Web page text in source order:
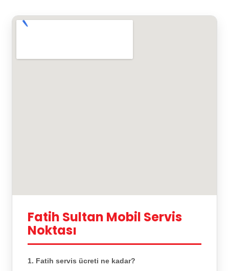
Fatih Sultan Mobil Servis
Noktası
1. Fatih servis ücreti ne kadar?